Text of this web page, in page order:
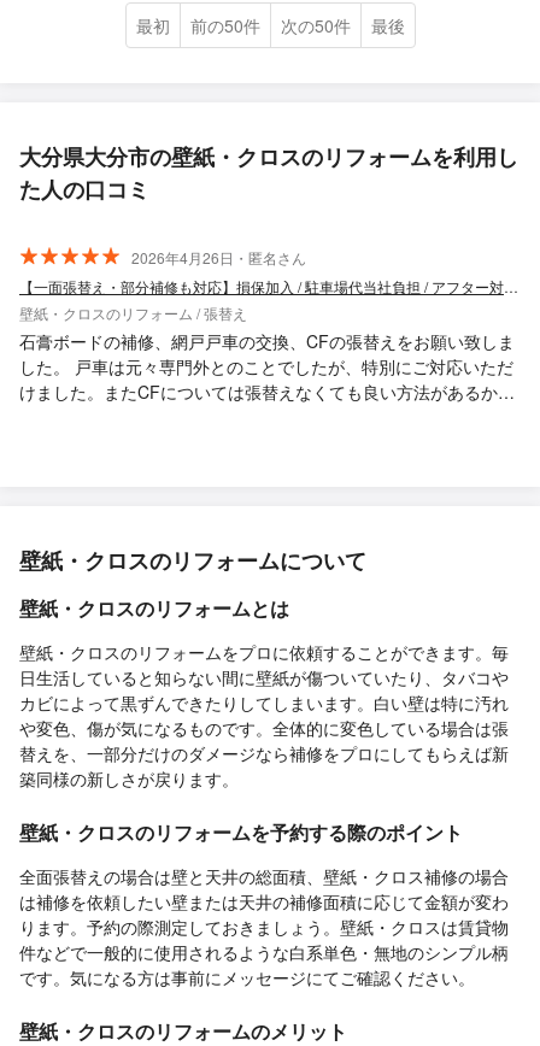
最初 前の50件 次の50件 最後
大分県大分市の壁紙・クロスのリフォームを利用し
た人の口コミ
2026年4月26日・匿名さん
【一面張替え・部分補修も対応】損保加入 / 駐車場代当社負担 / アフター対応◎
壁紙・クロスのリフォーム / 張替え
石膏ボードの補修、網戸戸車の交換、CFの張替えをお願い致しま
した。 戸車は元々専門外とのことでしたが、特別にご対応いただ
けました。またCFについては張替えなくても良い方法があるかも
壁紙・クロスのリフォームについて
壁紙・クロスのリフォームとは
壁紙・クロスのリフォームをプロに依頼することができます。毎
日生活していると知らない間に壁紙が傷ついていたり、タバコや
カビによって黒ずんできたりしてしまいます。白い壁は特に汚れ
や変色、傷が気になるものです。全体的に変色している場合は張
替えを、一部分だけのダメージなら補修をプロにしてもらえば新
築同様の新しさが戻ります。
壁紙・クロスのリフォームを予約する際のポイント
全面張替えの場合は壁と天井の総面積、壁紙・クロス補修の場合
は補修を依頼したい壁または天井の補修面積に応じて金額が変わ
ります。予約の際測定しておきましょう。壁紙・クロスは賃貸物
件などで一般的に使用されるような白系単色・無地のシンプル柄
です。気になる方は事前にメッセージにてご確認ください。
壁紙・クロスのリフォームのメリット